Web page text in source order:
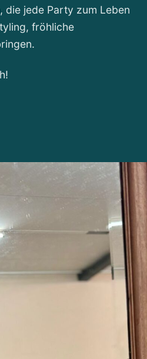
die jede Party zum Leben
fröhliche